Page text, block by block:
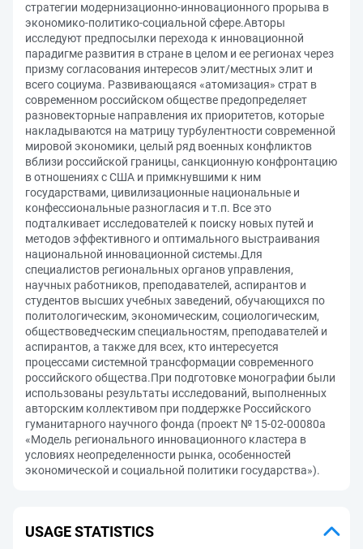
стратегии модернизационно-инновационного прорыва в
экономико-политико-социальной сфере.Авторы
исследуют предпосылки перехода к инновационной
парадигме развития в стране в целом и ее регионах через
призму согласования интересов элит/местных элит и
всего социума. Развивающаяся «атомизация» страт в
современном российском обществе предопределяет
разновекторные направления их приоритетов, которые
накладываются на матрицу турбулентности современной
мировой экономики, целый ряд военных конфликтов
вблизи российской границы, санкционную конфронтацию
в отношениях с США и примкнувшими к ним
государствами, цивилизационные национальные и
конфессиональные разногласия и т.п. Все это
подталкивает исследователей к поиску новых путей и
методов эффективного и оптимального выстраивания
национальной инновационной системы.Для
специалистов региональных органов управления,
научных работников, преподавателей, аспирантов и
студентов высших учебных заведений, обучающихся по
политологическим, экономическим, социологическим,
обществоведческим специальностям, преподавателей и
аспирантов, а также для всех, кто интересуется
процессами системной трансформации современного
российского общества.При подготовке монографии были
использованы результаты исследований, выполненных
авторским коллективом при поддержке Российского
гуманитарного научного фонда (проект № 15-02-00080а
«Модель регионального инновационного кластера в
условиях неопределенности рынка, особенностей
экономической и социальной политики государства»).
USAGE STATISTICS